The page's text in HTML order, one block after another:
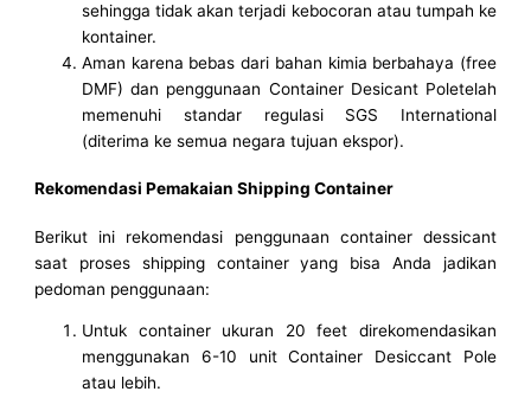
sehingga tidak akan terjadi kebocoran atau tumpah ke
kontainer.
Aman karena bebas dari bahan kimia berbahaya (free
DMF) dan penggunaan Container Desicant Poletelah
memenuhi standar regulasi SGS International
(diterima ke semua negara tujuan ekspor).
Rekomendasi Pemakaian Shipping Container
Berikut ini rekomendasi penggunaan container dessicant
saat proses shipping container yang bisa Anda jadikan
pedoman penggunaan:
Untuk container ukuran 20 feet direkomendasikan
menggunakan 6-10 unit Container Desiccant Pole
atau lebih.